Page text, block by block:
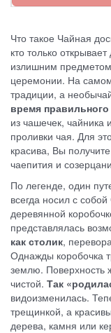
Что такое Чайная
кто только
излишним
церемонии. На
традиции, а
время правильного
из чашечек, чайника
проливки чая. Для
красива, Вы
чаепития и
По легенде, один
всегда носил с
деревянной
представлялась
как столик,
Однажды коробочка
землю. Поверхность
чистой. Так
видоизменилась.
трещинкой, а
дерева, камня или